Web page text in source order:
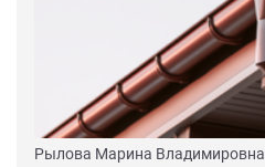
Рылова Марина Владимировна